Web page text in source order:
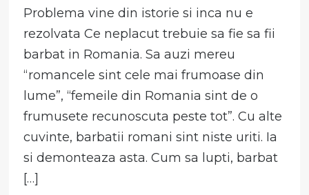
Problema vine din istorie si inca nu e
rezolvata Ce neplacut trebuie sa fie sa fii
barbat in Romania. Sa auzi mereu
“romancele sint cele mai frumoase din
lume”, “femeile din Romania sint de o
frumusete recunoscuta peste tot”. Cu alte
cuvinte, barbatii romani sint niste uriti. Ia
si demonteaza asta. Cum sa lupti, barbat
[…]